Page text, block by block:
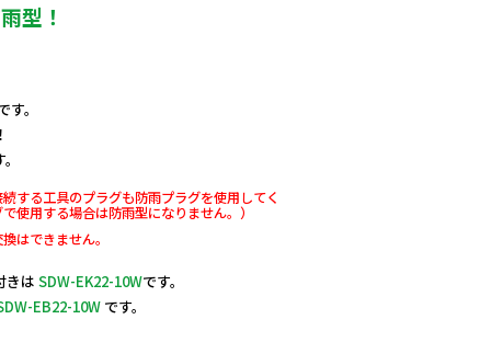
型！
。
する工具のプラグも防雨プラグを使用してく
使用する場合は防雨型になりません。）
はできません。
きは SDW-EK22-10Wです。
EB22-10Wです。